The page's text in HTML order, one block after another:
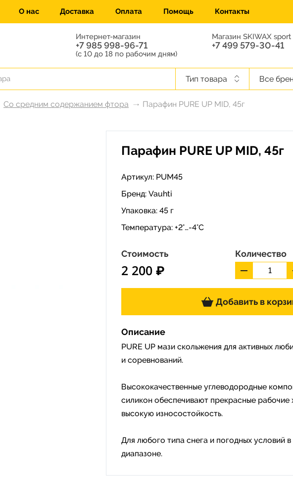
О нас Доставка Оплата Помощь Контакты
Интернет-магазин
+7 985 998-96-71
(с 10 до 18 по рабочим дням)
Магазин SKIWAX sport
+7 499 579-30-41
Тип товара Все
Со средним содержанием фтора Парафин PURE UP MID, 45г
Парафин PURE UP MID, 45г
Артикул: PUM45
Бренд: Vauhti
Упаковка: 45 г
Температура: +2°…-4°C
Стоимость
2 200 ₽
Количество
Добавить в
Описание
PURE UP мази скольжения для активных
и соревнований.
Высококачественные углеводородные
силикон обеспечивают прекрасные рабочие
высокую износостойкость.
Для любого типа снега и погодных условий
диапазоне.